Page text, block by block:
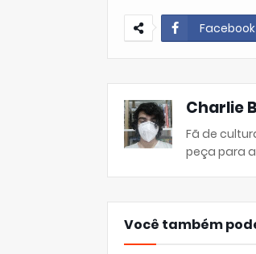
Facebook
Charlie
Fã de
peça para
Você também